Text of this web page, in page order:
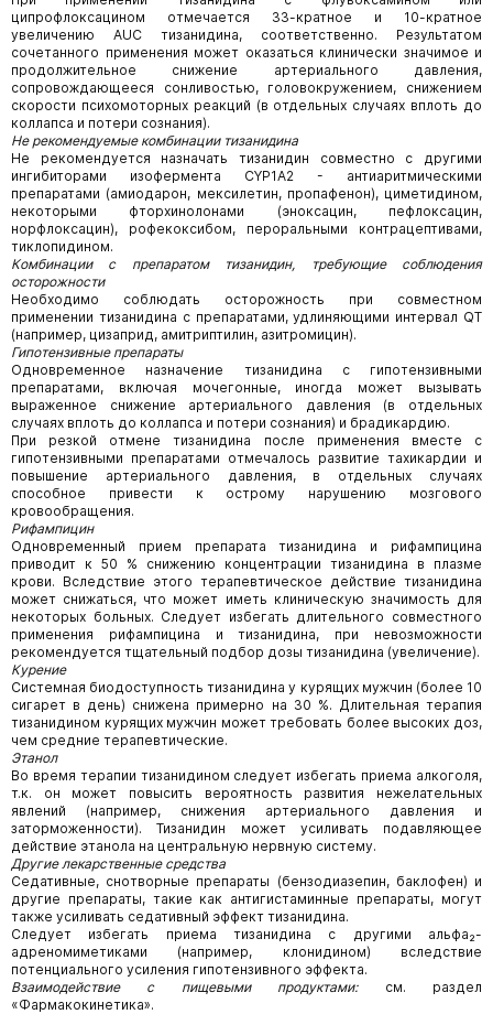
ципрофлоксацином отмечается 33-кратное и 10-кратное
увеличению AUC тизанидина, соответственно. Результатом
сочетанного применения может оказаться клинически значимое и
продолжительное снижение артериального давления,
сопровождающееся сонливостью, головокружением, снижением
скорости психомоторных реакций (в отдельных случаях вплоть до
коллапса и потери сознания).
Не рекомендуемые комбинации тизанидина
Не рекомендуется назначать тизанидин совместно с другими
ингибиторами изофермента CYP1A2 - антиаритмическими
препаратами (амиодарон, мексилетин, пропафенон), циметидином,
некоторыми фторхинолонами (эноксацин, пефлоксацин,
норфлоксацин), рофекоксибом, пероральными контрацептивами,
тиклопидином.
Комбинации с препаратом тизанидин, требующие соблюдения
осторожности
Необходимо соблюдать осторожность при совместном
применении тизанидина с препаратами, удлиняющими интервал QT
(например, цизаприд, амитриптилин, азитромицин).
Гипотензивные препараты
Одновременное назначение тизанидина с гипотензивными
препаратами, включая мочегонные, иногда может вызывать
выраженное снижение артериального давления (в отдельных
случаях вплоть до коллапса и потери сознания) и брадикардию.
При резкой отмене тизанидина после применения вместе с
гипотензивными препаратами отмечалось развитие тахикардии и
повышение артериального давления, в отдельных случаях
способное привести к острому нарушению мозгового
кровообращения.
Рифампицин
Одновременный прием препарата тизанидина и рифампицина
приводит к 50 % снижению концентрации тизанидина в плазме
крови. Вследствие этого терапевтическое действие тизанидина
может снижаться, что может иметь клиническую значимость для
некоторых больных. Следует избегать длительного совместного
применения рифампицина и тизанидина, при невозможности
рекомендуется тщательный подбор дозы тизанидина (увеличение).
Курение
Системная биодоступность тизанидина у курящих мужчин (более 10
сигарет в день) снижена примерно на 30 %. Длительная терапия
тизанидином курящих мужчин может требовать более высоких доз,
чем средние терапевтические.
Этанол
Во время терапии тизанидином следует избегать приема алкоголя,
т.к. он может повысить вероятность развития нежелательных
явлений (например, снижения артериального давления и
заторможенности). Тизанидин может усиливать подавляющее
действие этанола на центральную нервную систему.
Другие лекарственные средства
Седативные, снотворные препараты (бензодиазепин, баклофен) и
другие препараты, такие как антигистаминные препараты, могут
также усиливать седативный эффект тизанидина.
Следует избегать приема тизанидина с другими альфа₂-
адреномиметиками (например, клонидином) вследствие
потенциального усиления гипотензивного эффекта.
Взаимодействие с пищевыми продуктами: см. раздел
«Фармакокинетика».